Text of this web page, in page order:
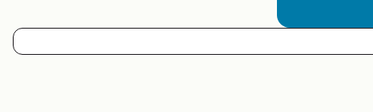
NL
Contact
Wettelijke informatie